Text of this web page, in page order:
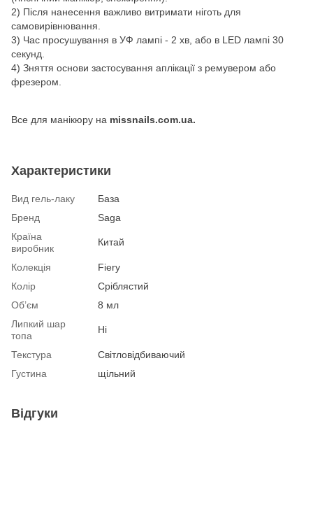
2) Після нанесення важливо витримати ніготь для
самовирівнювання.
3) Час просушування в УФ лампі - 2 хв, або в LED лампі 30
секунд.
4) Зняття основи застосування аплікації з ремувером або
фрезером.
Все для манікюру на missnails.com.ua.
Характеристики
Вид гель-лаку
База
Бренд
Saga
Країна
виробник
Китай
Колекція
Fiery
Колір
Сріблястий
Об’єм
8 мл
Липкий шар
топа
Ні
Текстура
Світловідбиваючий
Густина
щільний
Відгуки